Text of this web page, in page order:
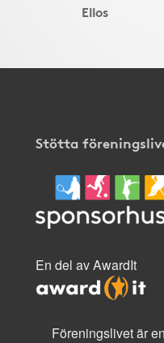
Ellos
Stötta
En del av AwardIt
Föreningslivet är